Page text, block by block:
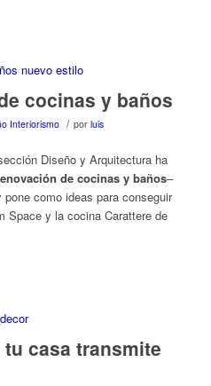
cocinas y baños
Interiorismo / por luis
Diseño y Arquitectura ha
de cocinas y baños–
como ideas para conseguir
Space y la cocina Carattere de
casa transmite